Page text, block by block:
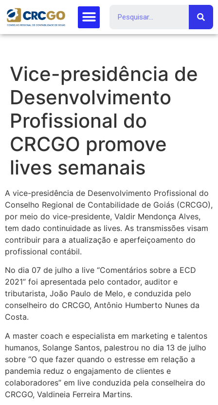
Vice-presidência de
Desenvolvimento
Profissional do
CRCGO promove
lives semanais
A vice-presidência de Desenvolvimento Profissional do
Conselho Regional de Contabilidade de Goiás (CRCGO),
por meio do vice-presidente, Valdir Mendonça Alves,
tem dado continuidade as lives. As transmissões visam
contribuir para a atualização e aperfeiçoamento do
profissional contábil.
No dia 07 de julho a live “Comentários sobre a ECD
2021” foi apresentada pelo contador, auditor e
tributarista, João Paulo de Melo, e conduzida pelo
conselheiro do CRCGO, Antônio Humberto Nunes da
Costa.
A master coach e especialista em marketing e talentos
humanos, Solange Santos, palestrou no dia 13 de julho
sobre “O que fazer quando o estresse em relação a
pandemia reduz o engajamento de clientes e
colaboradores” em live conduzida pela conselheira do
CRCGO, Valdineia Ferreira Martins.